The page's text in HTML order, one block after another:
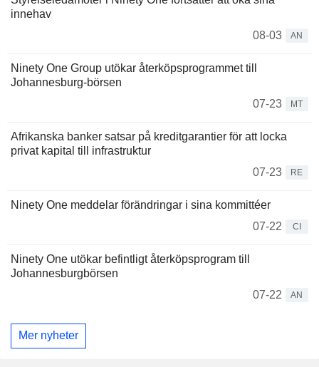
innehav
08-03
AN
Ninety One Group utökar återköpsprogrammet till
Johannesburg-börsen
07-23
MT
Afrikanska banker satsar på kreditgarantier för att locka
privat kapital till infrastruktur
07-23
RE
Ninety One meddelar förändringar i sina kommittéer
07-22
CI
Ninety One utökar befintligt återköpsprogram till
Johannesburgbörsen
07-22
AN
Mer nyheter